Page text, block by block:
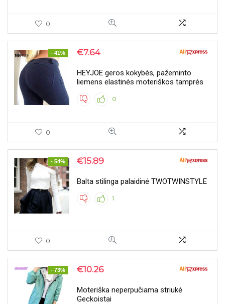
0
- 41% €7.64
HEYJOE geros kokybės, pažeminto
liemens elastinės moteriškos tamprės
0
0
- 54% €15.89
Balta stilinga palaidinė TWOTWINSTYLE
1
0
- 73% €10.26
Moteriška neperpučiama striukė
Geckoistai